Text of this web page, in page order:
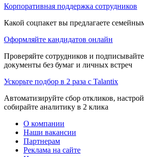
Корпоративная поддержка сотрудников
Какой соцпакет вы предлагаете
Оформляйте кандидатов онлайн
Проверяйте сотрудников и
документы без бумаг и личных встреч
Ускорьте подбор в 2 раза с Talantix
Автоматизируйте сбор откликов,
собирайте аналитику в 2 клика
О компании
Наши вакансии
Партнерам
Реклама на сайте